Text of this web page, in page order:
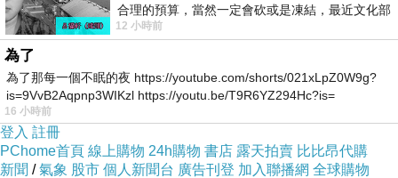
合理的預算，當然一定會砍或是凍結，最近文化部
要編列公視和Taiwan plus預算，在110年
12 小時前
為了
為了那每一個不眠的夜 https://youtube.com/shorts/021xLpZ0W9g?
is=9VvB2Aqpnp3WIKzl https://youtu.be/T9R6YZ294Hc?is=
16 小時前
登入 註冊
PChome首頁 線上購物 24h購物 書店 露天拍賣 比比昂代購
新聞 /氣象 股市 個人新聞台 廣告刊登 加入聯播網 全球購物